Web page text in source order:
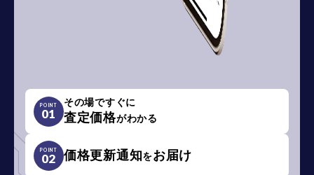
POINT
01
その場ですぐに
査定価格がわかる
POINT
02 価格更新通知をお届け